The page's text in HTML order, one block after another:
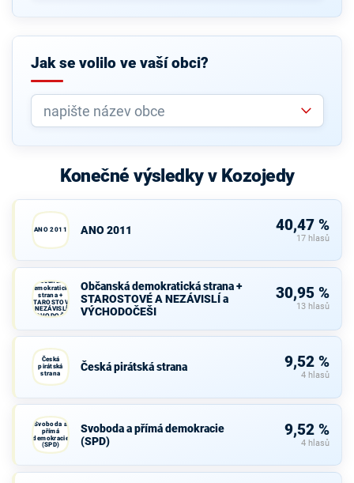
Jak se volilo ve vaší obci?
Konečné výsledky v Kozojedy
ANO 2011 ANO 2011 40,47 %
17 hlasů
Občanská
demokratická
strana +
STAROSTOVÉ
A NEZÁVISLÍ a
VÝCHODOČEŠI
Občanská demokratická strana +
STAROSTOVÉ A NEZÁVISLÍ a
VÝCHODOČEŠI
30,95 %
13 hlasů
Česká
pirátská
strana
Česká pirátská strana 9,52 %
4 hlasů
Svoboda a
přímá
demokracie
(SPD)
Svoboda a přímá demokracie
(SPD)
9,52 %
4 hlasů